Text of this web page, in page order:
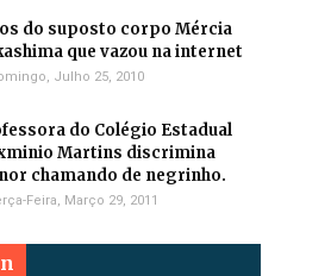
do suposto corpo Mércia
que vazou na internet
Julho 25, 2010
do Colégio Estadual
Martins discrimina
chamando de negrinho.
Feira, Março 29, 2011